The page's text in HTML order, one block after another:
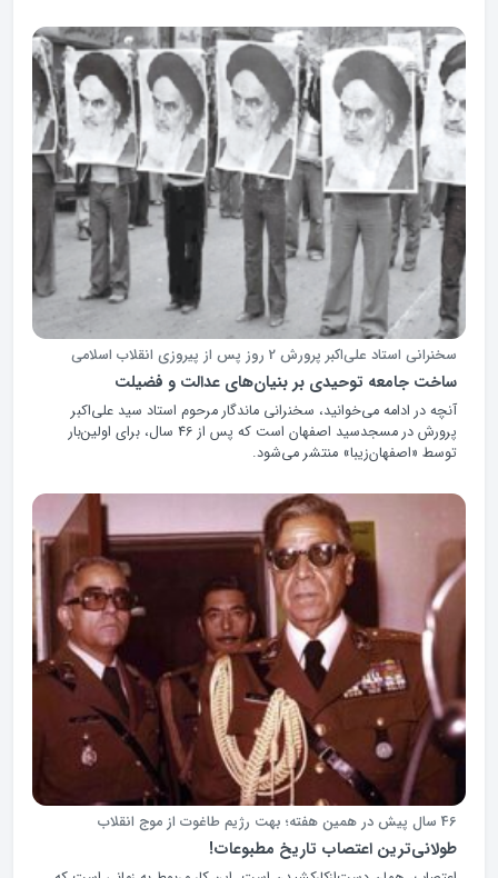
سخنرانی استاد علی‌اکبر پرورش 2 روز پس از پیروزی انقلاب اسلامی
ساخت جامعه توحیدی بر بنیان‌های عدالت و فضیلت
آنچه در ادامه می‌خوانید، سخنرانی ماندگار مرحوم استاد سید علی‌اکبر
پرورش در مسجدسید اصفهان است که پس از 46 سال، برای اولین‌بار
توسط «اصفهان‌زیبا» منتشر می‌شود.
46 سال پیش در همین هفته؛ بهت رژیم طاغوت از موج انقلاب
طولانی‌ترین اعتصاب تاریخ مطبوعات!